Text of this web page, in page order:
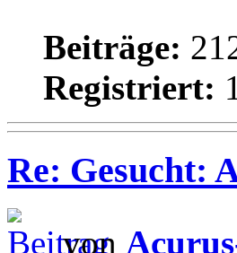
Beiträge:
Registriert:
Re: Gesucht:
von